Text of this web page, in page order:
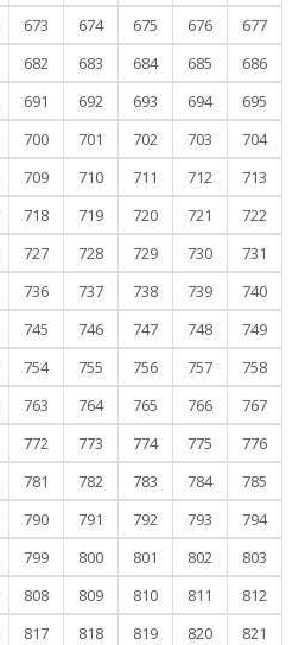
673 674 675 676
677
682 683 684 685
686
691 692 693 694
695
700 701 702 703
704
709 710 711 712
713
718 719 720 721
722
727 728 729 730
731
736 737 738 739
740
745 746 747 748
749
754 755 756 757
758
763 764 765 766
767
772 773 774 775
776
781 782 783 784
785
790 791 792 793
794
799 800 801 802
803
808 809 810 811
812
817 818 819 820
821